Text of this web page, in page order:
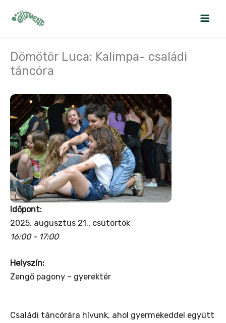
Dömötör Luca: Kalimpa- családi
táncóra
Időpont:
2025. augusztus 21., csütörtök
16:00 - 17:00
Helyszín:
Zengő pagony – gyerektér
Családi táncórára hívunk, ahol gyermekeddel együtt